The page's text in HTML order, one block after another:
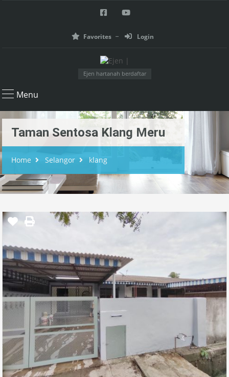
Favorites Login
Ejen hartanah berdaftar
Menu
Taman Sentosa Klang Meru
Home Selangor klang